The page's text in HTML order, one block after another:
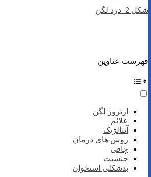
شکل 2 درد لگن
فهرست عناوین
ارتروز لگن
علائم
آنتالژیک
روش های درمان
چاقی
جنسیت
بدشکلی استخوان